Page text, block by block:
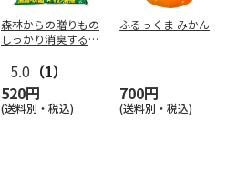
森林からの贈りもの
しっかり消臭するひ
5.0 （1）
520円
(送料別・税込)
ふるっくま みかん
700円
(送料別・税込)